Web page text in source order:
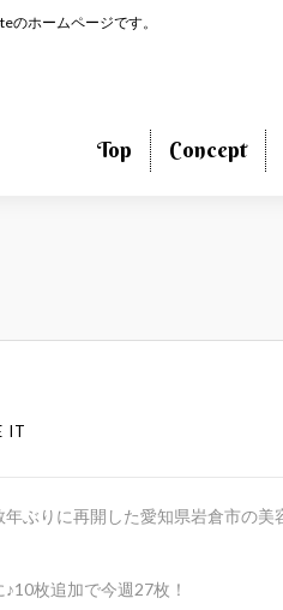
のホームページです。
Top Concept
IT
ぶりに再開した愛知県岩倉市の
枚追加で今週27枚！